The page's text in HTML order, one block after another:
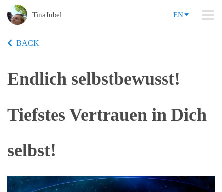
TinaJubel EN
BACK
Endlich selbstbewusst!
Tiefstes Vertrauen in Dich
selbst!